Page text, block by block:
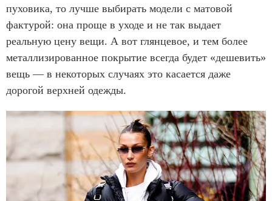
пуховика, то лучше выбирать модели с матовой
фактурой: она проще в уходе и не так выдает
реальную цену вещи. А вот глянцевое, и тем более
металлизированное покрытие всегда будет «дешевить»
вещь — в некоторых случаях это касается даже
дорогой верхней одежды.